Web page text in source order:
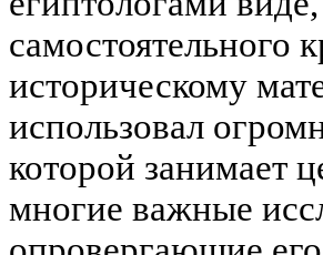
самостоятельного
историческому
использовал
которой занимает
многие важные